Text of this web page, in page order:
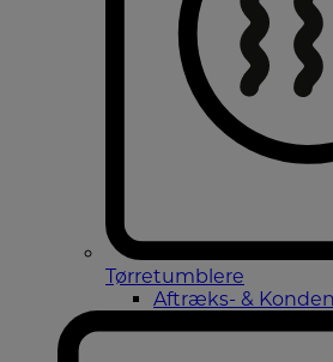
Tørretumblere
Aftræks- &